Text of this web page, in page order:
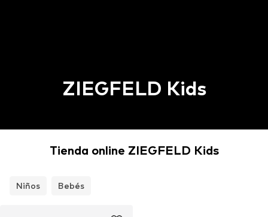
ZIEGFELD Kids
Tienda online ZIEGFELD Kids
Niños Bebés